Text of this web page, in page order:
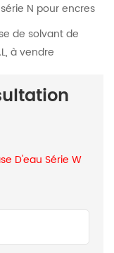
N pour encres
de solvant de
à vendre
D'eau Série W